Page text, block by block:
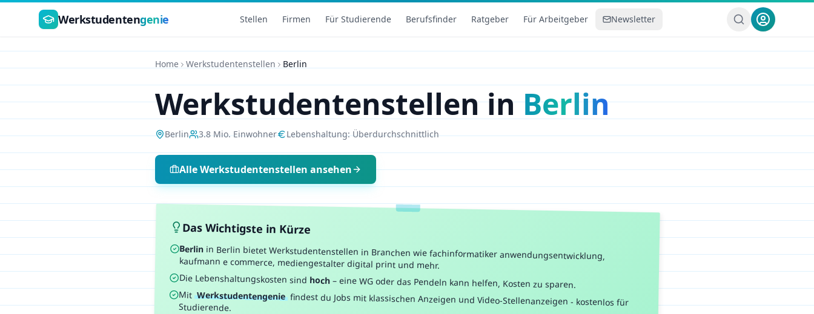
Zum Hauptinhalt springen
Werkstudentengenie Stellen Firmen Für Studierende Berufsfinder Ratgeber Für Arbeitgeber Newsletter
Home Werkstudentenstellen Berlin
Werkstudentenstellen inBerlin
Berlin 3.8 Mio.Einwohner Lebenshaltung:Überdurchschnittlich
Alle Werkstudentenstellen ansehen
Das Wichtigste in Kürze
Berlin in Berlin bietet Werkstudentenstellen in Branchen wiefachinformatiker anwendungsentwicklung,
kaufmann e commerce, mediengestalter digital printund mehr.
Die Lebenshaltungskosten sind hoch– eine WG oder das Pendeln kann helfen, Kosten zu sparen.
MitWerkstudentengenie findest du Jobs mit klassischen Anzeigen und Video-Stellenanzeigen - kostenlos für
Studierende.